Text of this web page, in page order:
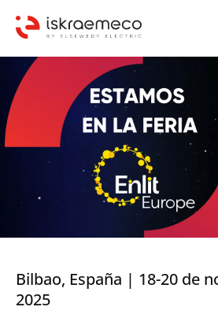
Bilbao, España | 18-20 de
2025